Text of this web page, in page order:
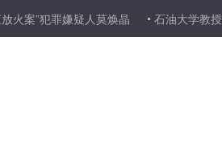
罪嫌疑人莫焕晶 石油大学教授被控贪